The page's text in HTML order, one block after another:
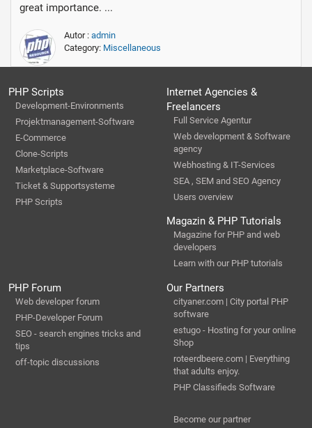
great importance. ...
Autor : admin
Category: Miscellaneous
PHP Scripts
Development-Environments
Projektmanagement-Software
E-Commerce
Clone-Scripts
Marketplace-Software
Ticket & Supportsysteme
PHP Scripts
Internet Agencies &
Freelancers
Full Service Agentur
Web development & Software
agency
Webhosting & IT-Services
SEA , SEM and SEO Agency
Users overview
Magazin & PHP Tutorials
Magazine for PHP and web
developers
Learn with our PHP tutorials
PHP Forum
Web developer forum
PHP-Developer Forum
SEO - search engines tricks and
tips
off-topic discussions
Our Partners
cityaner.com | City portal PHP
software
estugo - Hosting for your online
Shop
roteerdbeere.com | Everything
that adults enjoy.
PHP Classifieds Software
Become our partner